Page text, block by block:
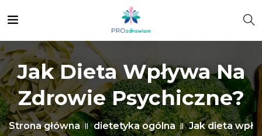
Jak Dieta Wpływa Na
Zdrowie Psychiczne?
Strona główna dietetyka ogólna
Jak dieta wpł